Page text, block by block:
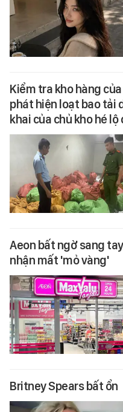
Kiểm tra kho hàng
phát hiện loạt bao tải
khai của chủ kho hé lộ
Aeon bất ngờ sang
nhận mất 'mỏ vàng'
Britney Spears bất ổn